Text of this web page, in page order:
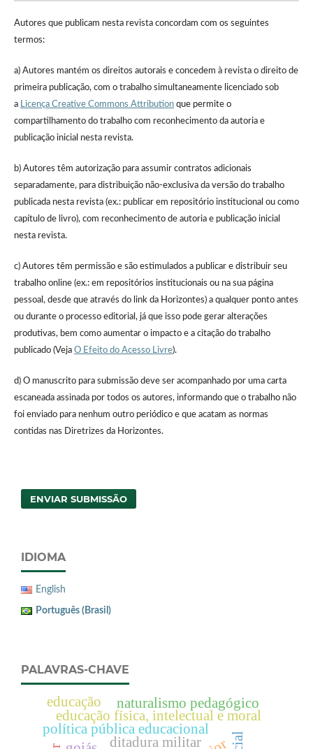
Autores que publicam nesta revista concordam com os seguintes
termos:
a) Autores mantém os direitos autorais e concedem à revista o direito de
primeira publicação, com o trabalho simultaneamente licenciado sob
a Licença Creative Commons Attributionque permite o
compartilhamento do trabalho com reconhecimento da autoria e
publicação inicial nesta revista.
b) Autores têm autorização para assumir contratos adicionais
separadamente, para distribuição não-exclusiva da versão do trabalho
publicada nesta revista (ex.: publicar em repositório institucional ou como
capítulo de livro), com reconhecimento de autoria e publicação inicial
nesta revista.
c) Autores têm permissão e são estimulados a publicar e distribuir seu
trabalho online (ex.: em repositórios institucionais ou na sua página
pessoal, desde que através do link da Horizontes) a qualquer ponto antes
ou durante o processo editorial, já que isso pode gerar alterações
produtivas, bem como aumentar o impacto e a citação do trabalho
publicado (Veja O Efeito do Acesso Livre).
d) O manuscrito para submissão deve ser acompanhado por uma carta
escaneada assinada por todos os autores, informando que o trabalho não
foi enviado para nenhum outro periódico e que acatam as normas
contidas nas Diretrizes da Horizontes.
ENVIAR SUBMISSÃO
IDIOMA
English
Português (Brasil)
PALAVRAS-CHAVE
política pública educacional
ditadura militar
educação física, intelectual e moral
naturalismo pedagógico
educação